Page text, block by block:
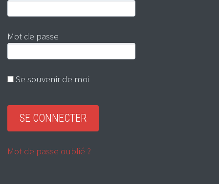
Mot de passe
Se souvenir de moi
Mot de passe oublié ?